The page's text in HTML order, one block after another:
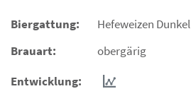
Biergattung:
Hefeweizen Dunkel
Brauart:
obergärig
Entwicklung: